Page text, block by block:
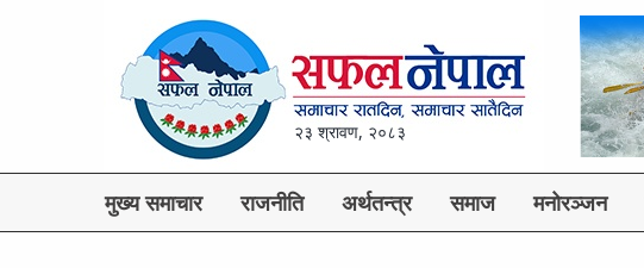
२३ श्रावण, २०८३
मुख्य समाचार राजनीति अर्थतन्त्र समाज मनोरञ्जन